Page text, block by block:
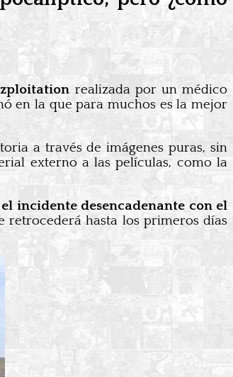
realizada por un médico
en la que para muchos es la mejor
a través de imágenes puras, sin
externo a las películas, como la
el incidente desencadenante con el
retrocederá hasta los primeros días